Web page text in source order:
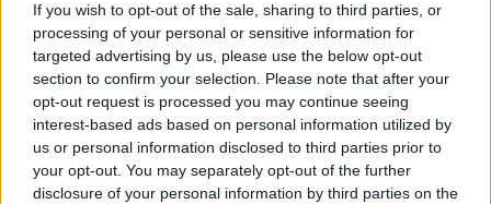
If you wish to opt-out of the sale, sharing to third parties, or
processing of your personal or sensitive information for
targeted advertising by us, please use the below opt-out
section to confirm your selection. Please note that after your
opt-out request is processed you may continue seeing
interest-based ads based on personal information utilized by
us or personal information disclosed to third parties prior to
your opt-out. You may separately opt-out of the further
disclosure of your personal information by third parties on the
lámpaernyők szolgáltatták, amelyről tudták,
hogy csak zöld színűek lehettek. Az eredeti
festményhez a mintát és a grófnak a
megbízáshoz az ötletet az a festmény adta,
amelyen a régi bécsi udvari színház, az Altes
Burgtheater nézőterét örökítette meg Klimt
Bécs város felkérésére.